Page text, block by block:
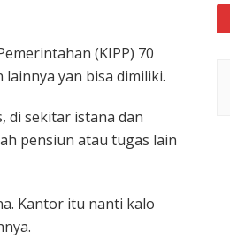
(KIPP) 70
yan bisa dimiliki.
di sekitar istana dan
pensiun atau tugas lain
Kantor itu nanti kalo